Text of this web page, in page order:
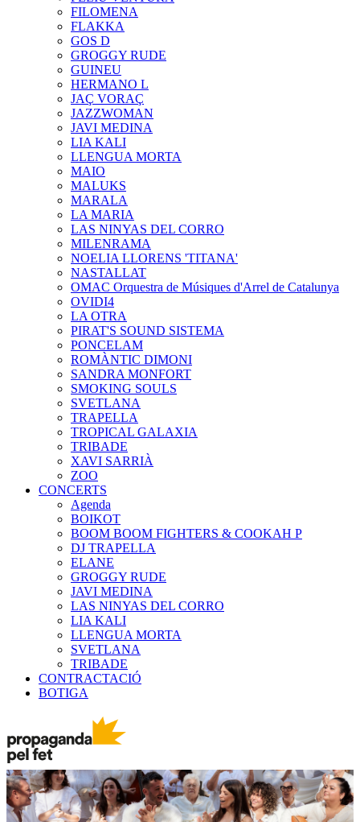
FILOMENA
FLAKKA
GOS D
GROGGY RUDE
GUINEU
HERMANO L
JAÇ VORAÇ
JAZZWOMAN
JAVI MEDINA
LIA KALI
LLENGUA MORTA
MAIO
MALUKS
MARALA
LA MARIA
LAS NINYAS DEL CORRO
MILENRAMA
NOELIA LLORENS 'TITANA'
NASTALLAT
OMAC Orquestra de Músiques d'Arrel de Catalunya
OVIDI4
LA OTRA
PIRAT'S SOUND SISTEMA
PONCELAM
ROMÀNTIC DIMONI
SANDRA MONFORT
SMOKING SOULS
SVETLANA
TRAPELLA
TROPICAL GALAXIA
TRIBADE
XAVI SARRIÀ
ZOO
CONCERTS
Agenda
BOIKOT
BOOM BOOM FIGHTERS & COOKAH P
DJ TRAPELLA
ELANE
GROGGY RUDE
JAVI MEDINA
LAS NINYAS DEL CORRO
LIA KALI
LLENGUA MORTA
SVETLANA
TRIBADE
CONTRACTACIÓ
BOTIGA